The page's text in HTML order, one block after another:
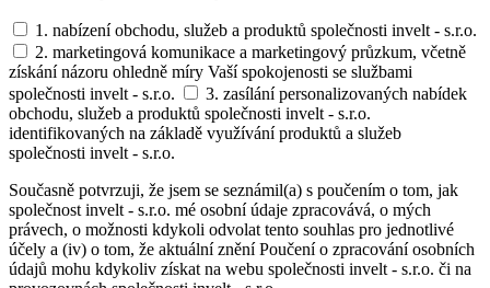
1. nabízení obchodu, služeb a produktů společnosti invelt - s.r.o.
2. marketingová komunikace a marketingový průzkum, včetně
získání názoru ohledně míry Vaší spokojenosti se službami
společnosti invelt - s.r.o.
3. zasílání personalizovaných nabídek
obchodu, služeb a produktů společnosti invelt - s.r.o.
identifikovaných na základě využívání produktů a služeb
společnosti invelt - s.r.o.
Současně potvrzuji, že jsem se seznámil(a) s poučením o tom, jak
společnost invelt - s.r.o. mé osobní údaje zpracovává, o mých
právech, o možnosti kdykoli odvolat tento souhlas pro jednotlivé
účely a (iv) o tom, že aktuální znění Poučení o zpracování osobních
údajů mohu kdykoliv získat na webu společnosti invelt - s.r.o. či na